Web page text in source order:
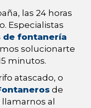
las 24 horas
Especialistas
de fontanería
solucionarte
minutos.
atascado, o
de
al